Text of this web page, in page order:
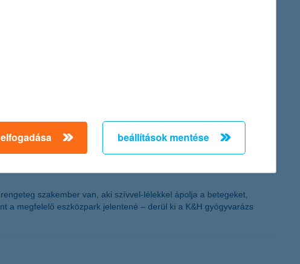
szakember van, aki szívvel-lélekkel ápolja a betegeket,
a megfelelő eszközpark jelentené – derül ki a K&H gyógyvarázs
beállítások mentése